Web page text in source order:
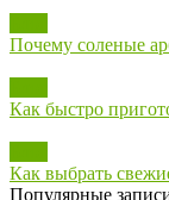
Почему соленые
Как быстро
Как выбрать
Популярные